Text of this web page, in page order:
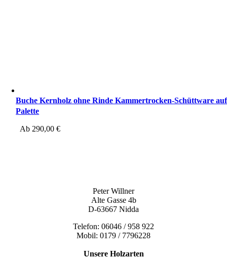
Buche Kernholz ohne Rinde Kammertrocken-Schüttware auf
Palette
Ab 290,00€
Peter Willner
Alte Gasse 4b
D-63667 Nidda
Telefon: 06046 / 958 922
Mobil: 0179 / 7796228
Unsere Holzarten